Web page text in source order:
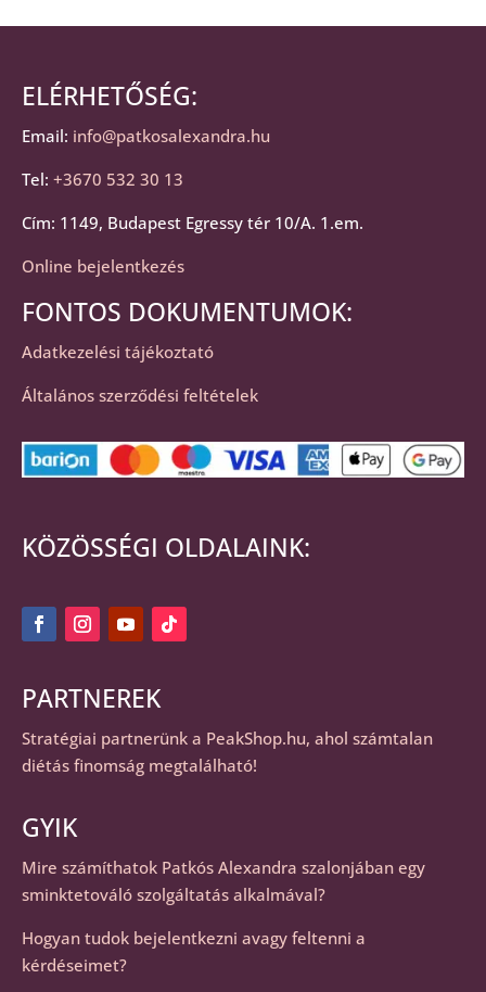
ELÉRHETŐSÉG:
Email: info@patkosalexandra.hu
Tel: +3670 532 30 13
Cím: 1149, Budapest Egressy tér 10/A. 1.em.
Online bejelentkezés
FONTOS DOKUMENTUMOK:
Adatkezelési tájékoztató
Általános szerződési feltételek
KÖZÖSSÉGI OLDALAINK:
PARTNEREK
Stratégiai partnerünk a PeakShop.hu, ahol számtalan
diétás finomság megtalálható!
GYIK
Mire számíthatok Patkós Alexandra szalonjában egy
sminktetováló szolgáltatás alkalmával?
Hogyan tudok bejelentkezni avagy feltenni a
kérdéseimet?